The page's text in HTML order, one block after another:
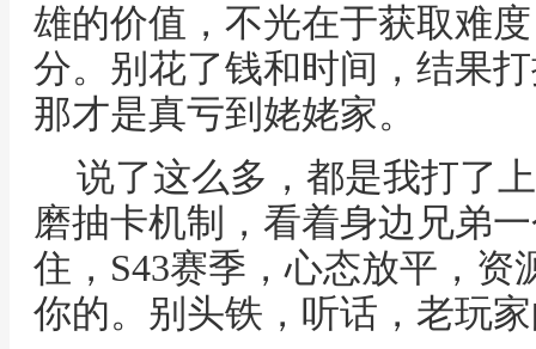
雄的价值，不光在于获取难
分。别花了钱和时间，结果
那才是真亏到姥姥家。
说了这么多，都是我打了
磨抽卡机制，看着身边兄弟
住，S43赛季，心态放平，
你的。别头铁，听话，老玩